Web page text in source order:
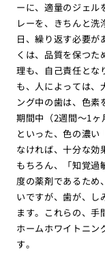
ーに、適量のジェル
レーを、きちんと
日、繰り返す必要が
くは、品質を保つた
理も、自己責任とな
も、人によっては、
ング中の歯は、色素
期間中（2週間〜1ヶ
といった、色の濃い
なければ、十分な効
もちろん、「知覚過
度の薬剤であるため
いですが、歯が、し
ます。これらの、手
ホームホワイトニン
す。